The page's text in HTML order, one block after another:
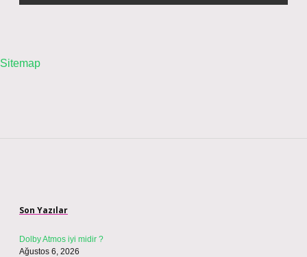
Sitemap
Son Yazılar
Dolby Atmos iyi midir ?
Ağustos 6, 2026